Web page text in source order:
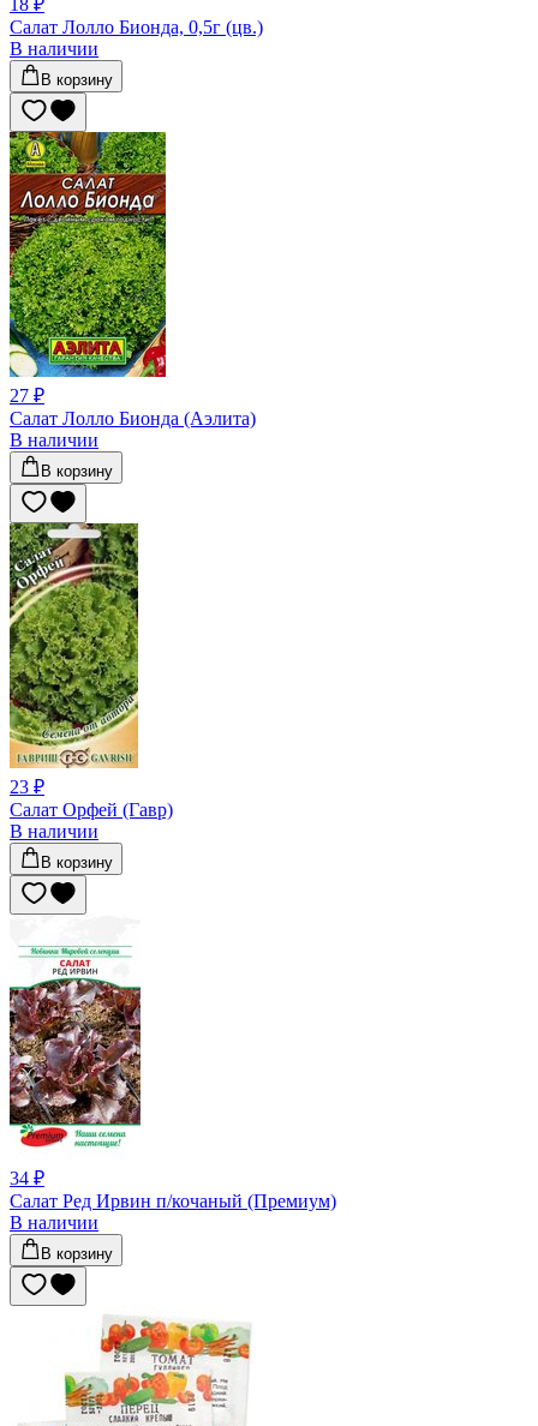
Салат Лолло Бионда, 0,5г (цв.)
В наличии
В корзину
27 ₽
Салат Лолло Бионда (Аэлита)
В наличии
В корзину
23 ₽
Салат Орфей (Гавр)
В наличии
В корзину
34 ₽
Салат Ред Ирвин п/кочаный (Премиум)
В наличии
В корзину